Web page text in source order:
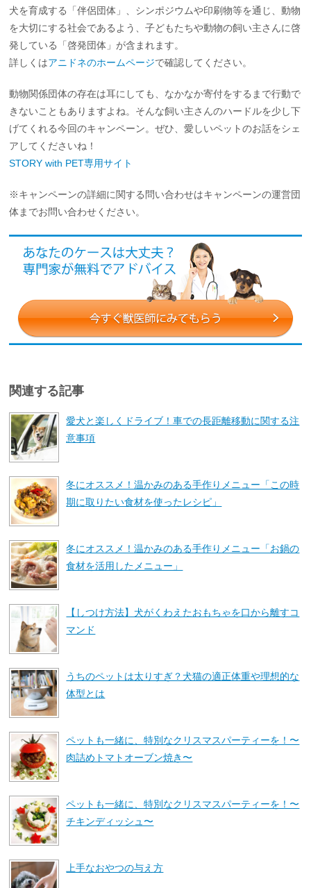
犬を育成する「伴侶団体」、シンポジウムや印刷物等を通じ、動物
を大切にする社会であるよう、子どもたちや動物の飼い主さんに啓
発している「啓発団体」が含まれます。
詳しくはアニドネのホームページで確認してください。
動物関係団体の存在は耳にしても、なかなか寄付をするまで行動で
きないこともありますよね。そんな飼い主さんのハードルを少し下
げてくれる今回のキャンペーン。ぜひ、愛しいペットのお話をシェ
アしてくださいね！
STORY with PET専用サイト
※キャンペーンの詳細に関する問い合わせはキャンペーンの運営団
体までお問い合わせください。
関連する記事
愛犬と楽しくドライブ！車での長距離移動に関する注
意事項
冬にオススメ！温かみのある手作りメニュー「この時
期に取りたい食材を使ったレシピ」
冬にオススメ！温かみのある手作りメニュー「お鍋の
食材を活用したメニュー」
【しつけ方法】犬がくわえたおもちゃを口から離すコ
マンド
うちのペットは太りすぎ？犬猫の適正体重や理想的な
体型とは
ペットも一緒に、特別なクリスマスパーティーを！〜
肉詰めトマトオーブン焼き〜
ペットも一緒に、特別なクリスマスパーティーを！〜
チキンディッシュ〜
上手なおやつの与え方